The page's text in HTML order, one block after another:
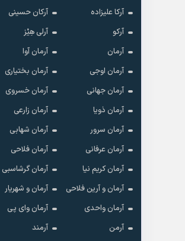
آرکا علیزاده
آرکان حسینی
آرکو
آرلی هِیْز
آرمان
آرمان آوا
آرمان اوجی
آرمان بختیاری
آرمان جهانی
آرمان خسروی
آرمان ذویا
آرمان زارعی
آرمان سرور
آرمان شهابی
آرمان عرفانی
آرمان فلاحی
آرمان کریم نیا
آرمان گرشاسبی
آرمان و آرین فلاحی
آرمان و شهریار
آرمان واحدی
آرمان وای پی
آرمن
آرمند